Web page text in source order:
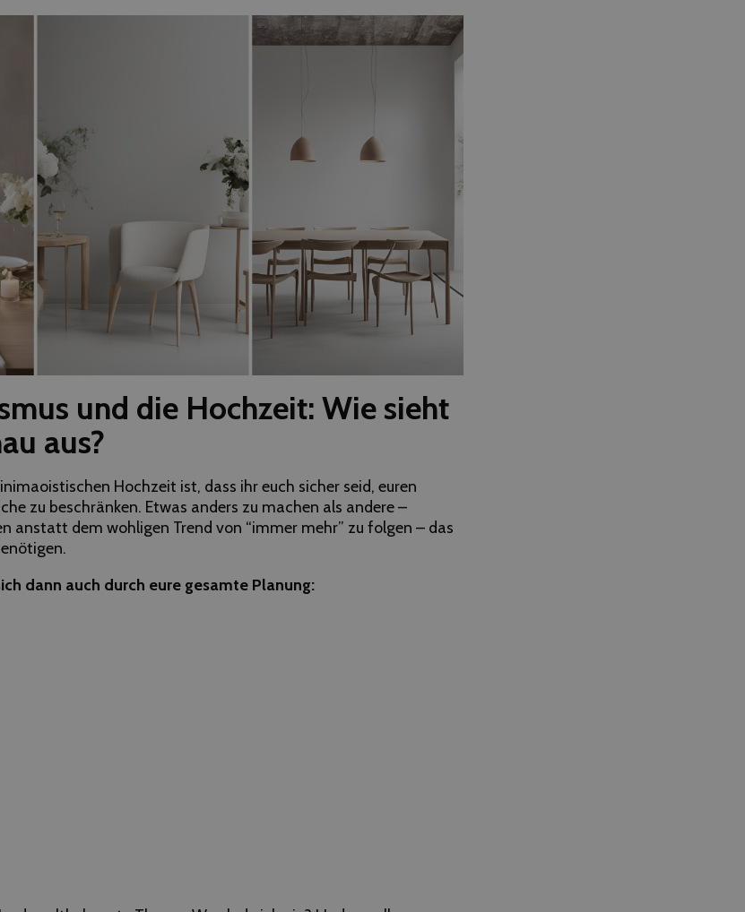
und die Hochzeit: Wie sieht
aus?
Hochzeit ist, dass ihr euch sicher seid, euren
zu beschränken. Etwas anders zu machen als andere –
anstatt dem wohligen Trend von “immer mehr” zu folgen – das
dann auch durch eure gesamte Planung: